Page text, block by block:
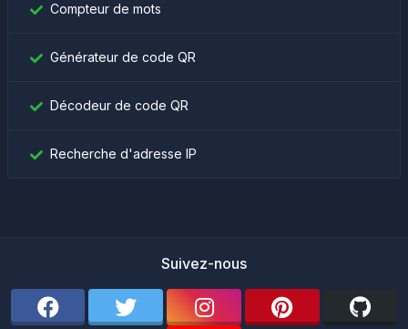
Compteur de mots
Générateur de code QR
Décodeur de code QR
Recherche d'adresse IP
Suivez-nous